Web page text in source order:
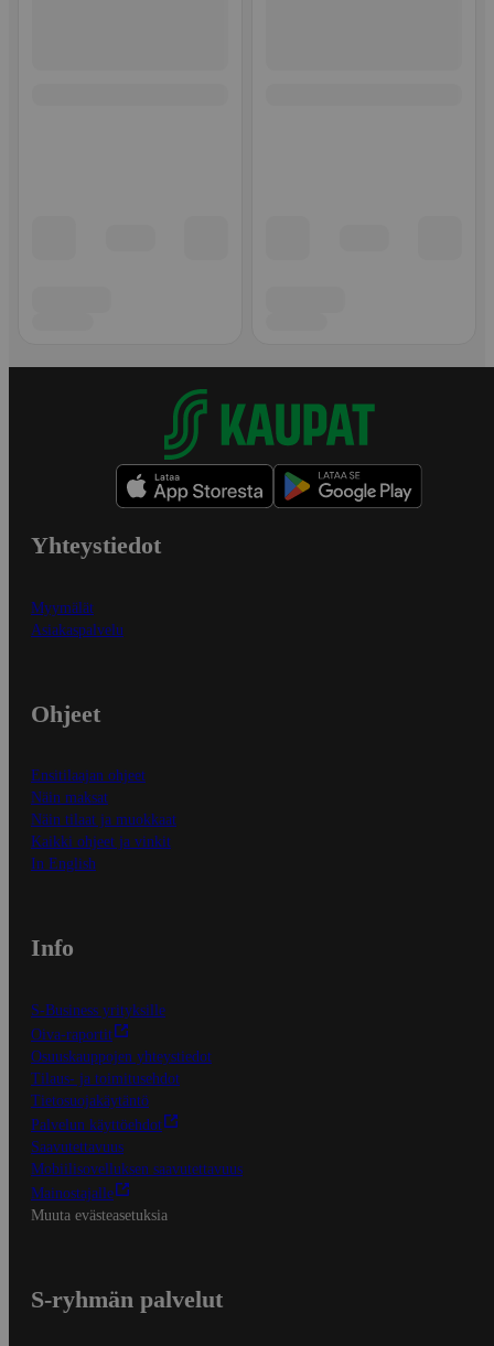
Yhteystiedot
Myymälät
Asiakaspalvelu
Ohjeet
Ensitilaajan ohjeet
Näin maksat
Näin tilaat ja muokkaat
Kaikki ohjeet ja vinkit
In English
Info
S-Business yrityksille
Oiva-raportit
Osuuskauppojen yhteystiedot
Tilaus- ja toimitusehdot
Tietosuojakäytäntö
Palvelun käyttöehdot
Saavutettavuus
Mobiilisovelluksen saavutettavuus
Mainostajalle
Muuta evästeasetuksia
S-ryhmän palvelut